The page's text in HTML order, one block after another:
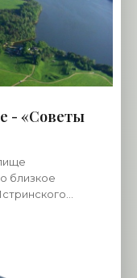
- «Советы
близкое